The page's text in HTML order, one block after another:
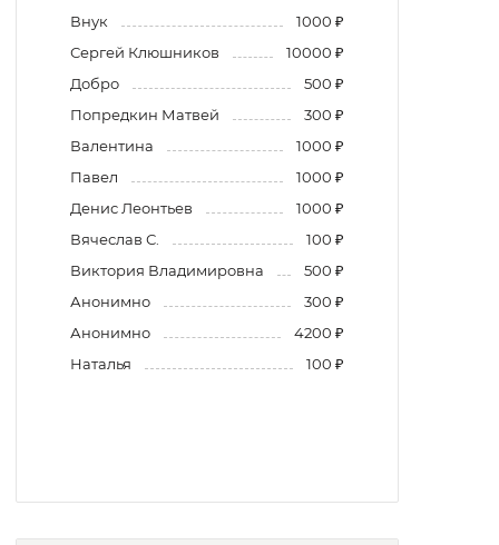
Внук
1000 ₽
Сергей Клюшников
10000 ₽
Добро
500 ₽
Попредкин Матвей
300 ₽
Валентина
1000 ₽
Павел
1000 ₽
Денис Леонтьев
1000 ₽
Вячеслав С.
100 ₽
Виктория Владимировна
500 ₽
Анонимно
300 ₽
Анонимно
4200 ₽
Наталья
100 ₽